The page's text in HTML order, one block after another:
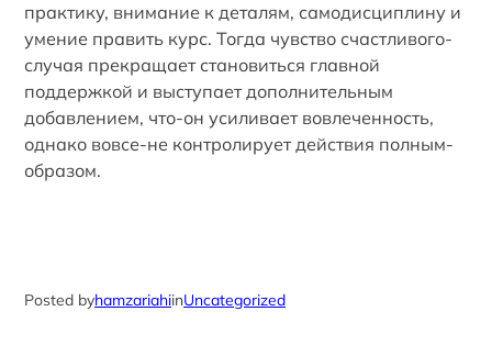
практику, внимание к деталям, самодисциплину и
умение править курс. Тогда чувство счастливого-
случая прекращает становиться главной
поддержкой и выступает дополнительным
добавлением, что-он усиливает вовлеченность,
однако вовсе-не контролирует действия полным-
образом.
Posted byhamzariahiinUncategorized